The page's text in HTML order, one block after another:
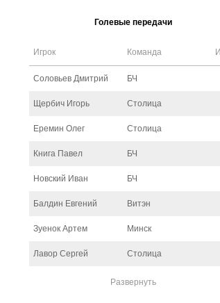
Голевые передачи
Игрок Команда
Соловьев Дмитрий БЧ
Щербич Игорь Столица
Еремин Олег Столица
Книга Павел БЧ
Новский Иван БЧ
Балдин Евгений Витэн
Зуенок Артем Минск
Лавор Сергей Столица
Развернуть